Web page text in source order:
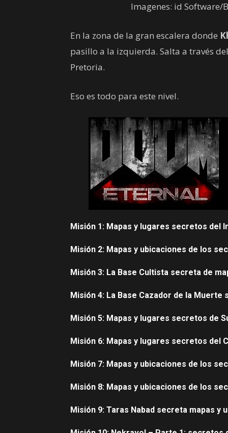
Imagenes: id Software/
En la zona de la gran escalera donde
pasillo a la izquierda. Salta a través
Pretoria.
Eso es todo para este nivel.
Misión 1: Mapas y lugares secretos del
Misión 2: Mapas y ubicaciones de los
Misión 3: La Base Cultista secreta de
Misión 4: La Base Cazador de la
Misión 5: Mapas y lugares secretos de
Misión 6: Mapas y lugares secretos del
Misión 7: Mapas y ubicaciones de los
Misión 8: Mapas y ubicaciones de los
Misión 9: Taras Nabad secreta mapas y